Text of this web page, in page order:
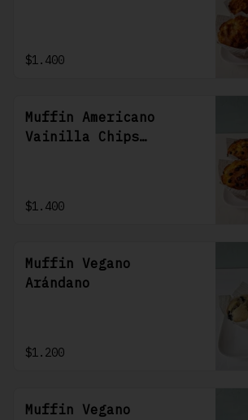
$1.400
Muffin Americano
Vainilla Chips
$1.400
Muffin Vegano
Arándano
$1.200
Muffin Vegano